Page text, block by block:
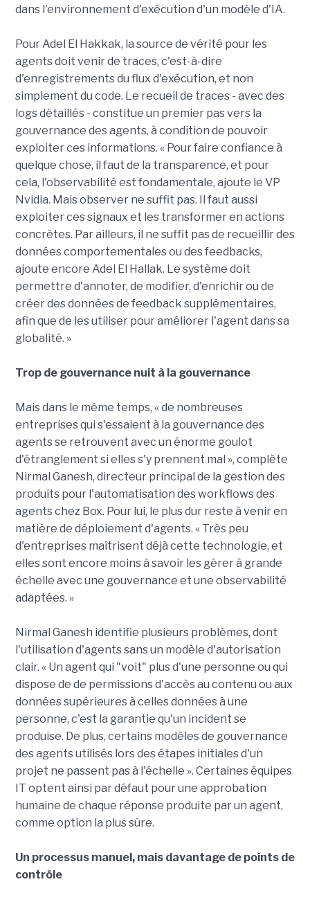
dans l'environnement d'exécution d'un modèle d'IA.
Pour Adel El Hakkak, la source de vérité pour les
agents doit venir de traces, c'est-à-dire
d'enregistrements du flux d'exécution, et non
simplement du code. Le recueil de traces - avec des
logs détaillés - constitue un premier pas vers la
gouvernance des agents, à condition de pouvoir
exploiter ces informations. « Pour faire confiance à
quelque chose, il faut de la transparence, et pour
cela, l'observabilité est fondamentale, ajoute le VP
Nvidia. Mais observer ne suffit pas. Il faut aussi
exploiter ces signaux et les transformer en actions
concrètes. Par ailleurs, il ne suffit pas de recueillir des
données comportementales ou des feedbacks,
ajoute encore Adel El Hallak. Le système doit
permettre d'annoter, de modifier, d'enrichir ou de
créer des données de feedback supplémentaires,
afin que de les utiliser pour améliorer l'agent dans sa
globalité. »
Trop de gouvernance nuit à la gouvernance
Mais dans le même temps, « de nombreuses
entreprises qui s'essaient à la gouvernance des
agents se retrouvent avec un énorme goulot
d'étranglement si elles s'y prennent mal », complète
Nirmal Ganesh, directeur principal de la gestion des
produits pour l'automatisation des workflows des
agents chez Box. Pour lui, le plus dur reste à venir en
matière de déploiement d'agents. « Très peu
d'entreprises maîtrisent déjà cette technologie, et
elles sont encore moins à savoir les gérer à grande
échelle avec une gouvernance et une observabilité
adaptées. »
Nirmal Ganesh identifie plusieurs problèmes, dont
l'utilisation d'agents sans un modèle d'autorisation
clair. « Un agent qui "voit" plus d'une personne ou qui
dispose de de permissions d'accès au contenu ou aux
données supérieures à celles données à une
personne, c'est la garantie qu'un incident se
produise. De plus, certains modèles de gouvernance
des agents utilisés lors des étapes initiales d'un
projet ne passent pas à l'échelle ». Certaines équipes
IT optent ainsi par défaut pour une approbation
humaine de chaque réponse produite par un agent,
comme option la plus sûre.
Un processus manuel, mais davantage de points de
contrôle